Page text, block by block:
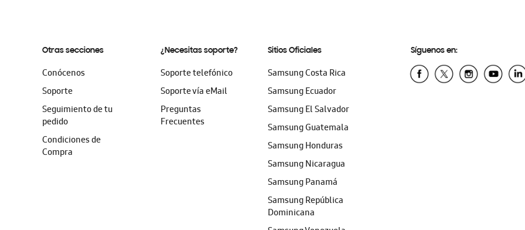
Otras secciones
Conócenos
Soporte
Seguimiento de tu
pedido
Condiciones de
Compra
¿Necesitas soporte?
Soporte telefónico
Soporte vía eMail
Preguntas
Frecuentes
Sitios Oficiales
Samsung Costa Rica
Samsung Ecuador
Samsung El Salvador
Samsung Guatemala
Samsung Honduras
Samsung Nicaragua
Samsung Panamá
Samsung República
Dominicana
Síguenos en: